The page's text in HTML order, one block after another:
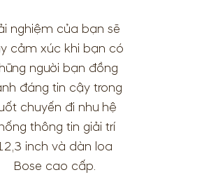
nghiệm của bạn sẽ
cảm xúc khi bạn có
người bạn đồng
đáng tin cậy trong
chuyến đi như hệ
thông tin giải trí
inch và dàn loa
Bose cao cấp.